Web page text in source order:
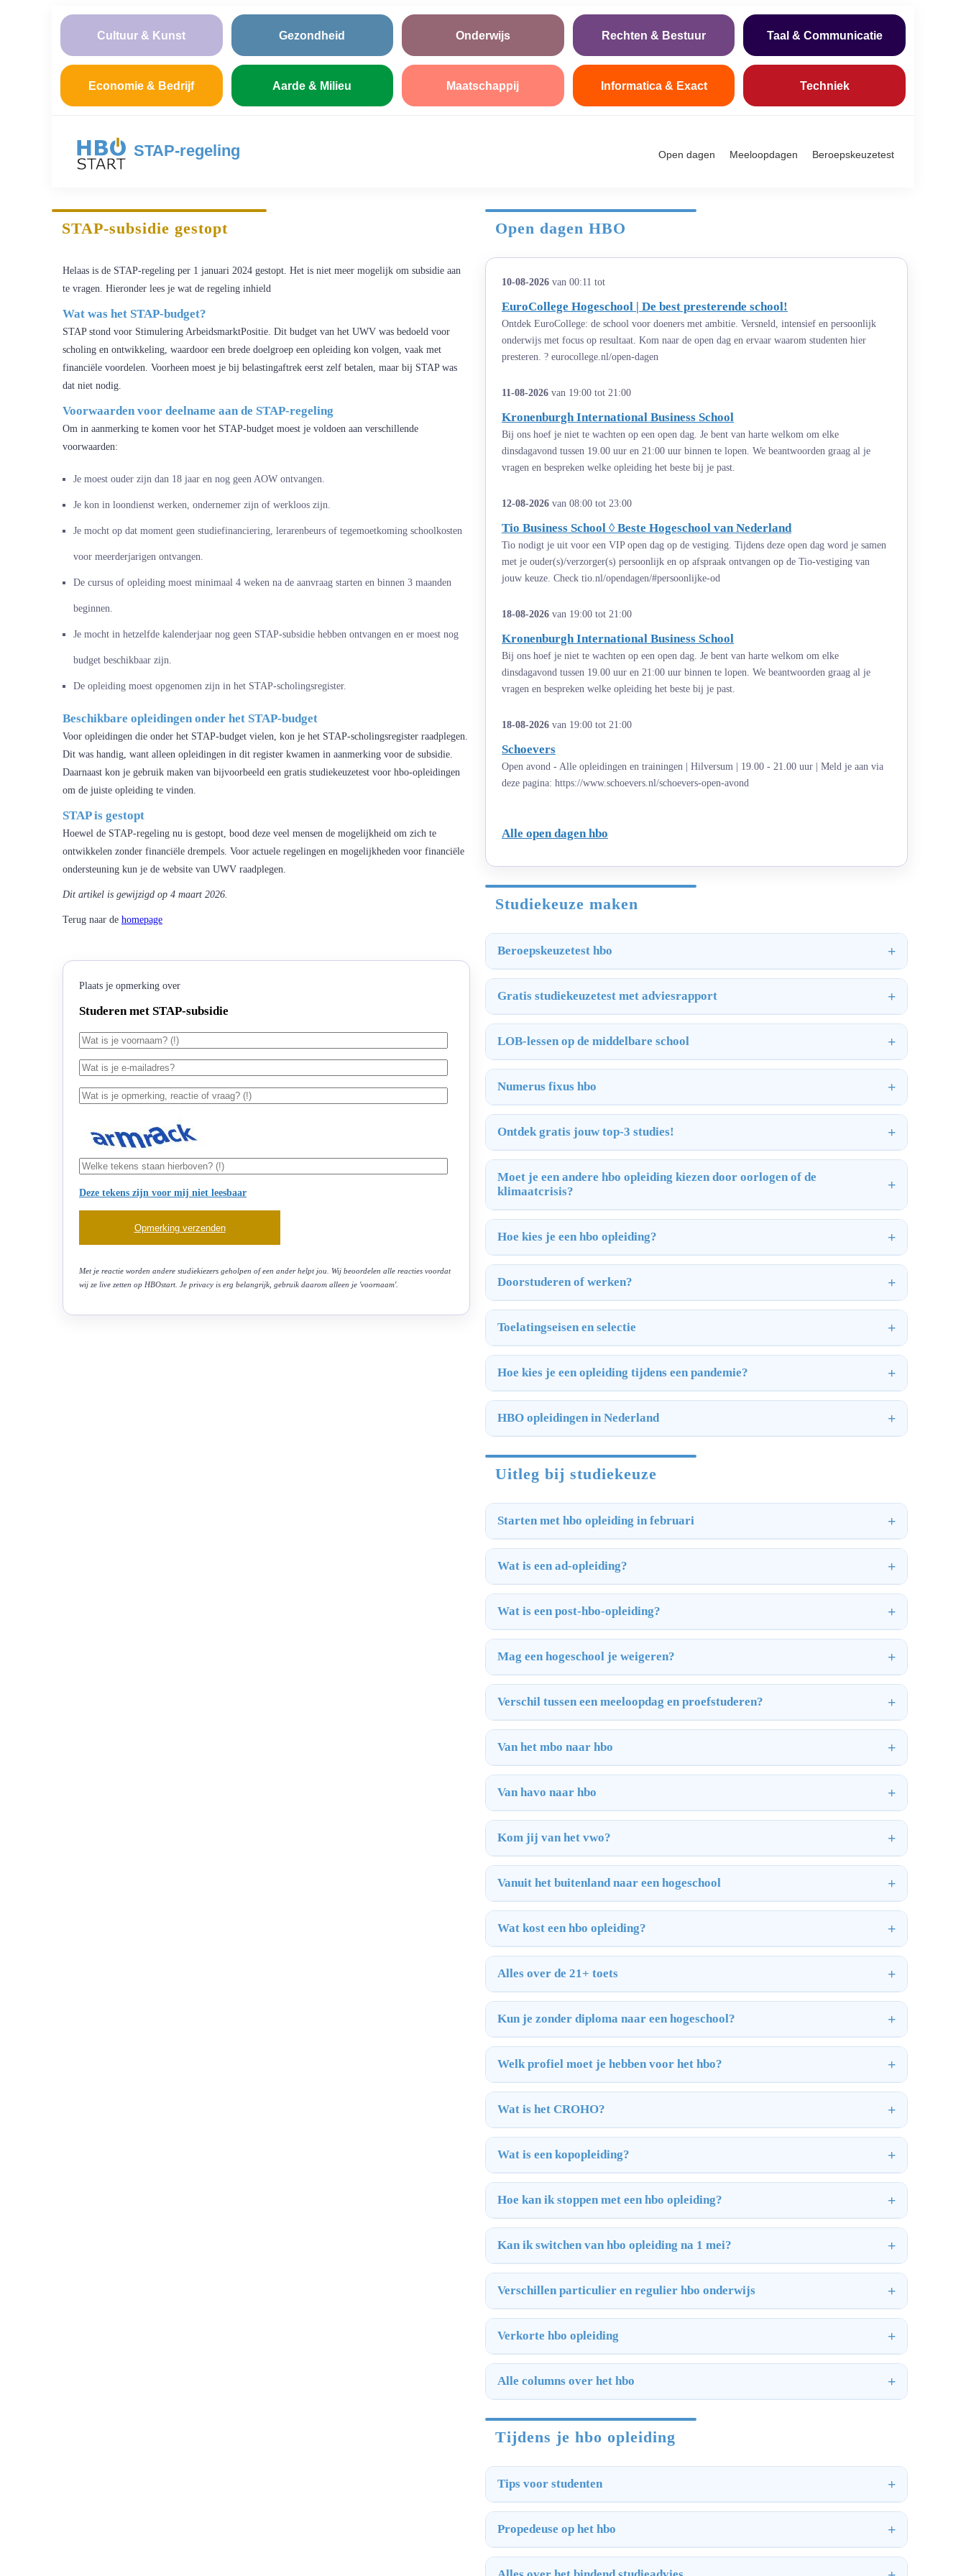
Cultuur & Kunst Gezondheid Onderwijs Rechten & Bestuur Taal & Communicatie
Economie & Bedrijf Aarde & Milieu Maatschappij Informatica & Exact Techniek
STAP-regeling Open dagen Meeloopdagen Beroepskeuzetest
STAP-subsidie gestopt
Helaas is de STAP-regeling per 1 januari 2024 gestopt. Het is niet meer mogelijk om subsidie aan
te vragen. Hieronder lees je wat de regeling inhield
Wat was het STAP-budget?
STAP stond voor Stimulering ArbeidsmarktPositie. Dit budget van het UWV was bedoeld voor
scholing en ontwikkeling, waardoor een brede doelgroep een opleiding kon volgen, vaak met
financiële voordelen. Voorheen moest je bij belastingaftrek eerst zelf betalen, maar bij STAP was
dat niet nodig.
Voorwaarden voor deelname aan de STAP-regeling
Om in aanmerking te komen voor het STAP-budget moest je voldoen aan verschillende
voorwaarden:
Je moest ouder zijn dan 18 jaar en nog geen AOW ontvangen.
Je kon in loondienst werken, ondernemer zijn of werkloos zijn.
Je mocht op dat moment geen studiefinanciering, lerarenbeurs of tegemoetkoming schoolkosten
voor meerderjarigen ontvangen.
De cursus of opleiding moest minimaal 4 weken na de aanvraag starten en binnen 3 maanden
beginnen.
Je mocht in hetzelfde kalenderjaar nog geen STAP-subsidie hebben ontvangen en er moest nog
budget beschikbaar zijn.
De opleiding moest opgenomen zijn in het STAP-scholingsregister.
Beschikbare opleidingen onder het STAP-budget
Voor opleidingen die onder het STAP-budget vielen, kon je het STAP-scholingsregister raadplegen.
Dit was handig, want alleen opleidingen in dit register kwamen in aanmerking voor de subsidie.
Daarnaast kon je gebruik maken van bijvoorbeeld een gratis studiekeuzetest voor hbo-opleidingen
om de juiste opleiding te vinden.
STAP is gestopt
Hoewel de STAP-regeling nu is gestopt, bood deze veel mensen de mogelijkheid om zich te
ontwikkelen zonder financiële drempels. Voor actuele regelingen en mogelijkheden voor financiële
ondersteuning kun je de website van UWV raadplegen.
Dit artikel is gewijzigd op 4 maart 2026.
Terug naar de homepage
Plaats je opmerking over
Studeren met STAP-subsidie
Deze tekens zijn voor mij niet leesbaar
Met je reactie worden andere studiekiezers geholpen of een ander helpt jou. Wij beoordelen alle reacties voordat
wij ze live zetten op HBOstart. Je privacy is erg belangrijk, gebruik daarom alleen je 'voornaam'.
Open dagen HBO
10-08-2026 van 00:11 tot
EuroCollege Hogeschool | De best presterende school!
Ontdek EuroCollege: de school voor doeners met ambitie. Versneld, intensief en persoonlijk
onderwijs met focus op resultaat. Kom naar de open dag en ervaar waarom studenten hier
presteren. ? eurocollege.nl/open-dagen
11-08-2026 van 19:00 tot 21:00
Kronenburgh International Business School
Bij ons hoef je niet te wachten op een open dag. Je bent van harte welkom om elke
dinsdagavond tussen 19.00 uur en 21:00 uur binnen te lopen. We beantwoorden graag al je
vragen en bespreken welke opleiding het beste bij je past.
12-08-2026 van 08:00 tot 23:00
Tio Business School ◊ Beste Hogeschool van Nederland
Tio nodigt je uit voor een VIP open dag op de vestiging. Tijdens deze open dag word je samen
met je ouder(s)/verzorger(s) persoonlijk en op afspraak ontvangen op de Tio-vestiging van
jouw keuze. Check tio.nl/opendagen/#persoonlijke-od
18-08-2026 van 19:00 tot 21:00
Kronenburgh International Business School
Bij ons hoef je niet te wachten op een open dag. Je bent van harte welkom om elke
dinsdagavond tussen 19.00 uur en 21:00 uur binnen te lopen. We beantwoorden graag al je
vragen en bespreken welke opleiding het beste bij je past.
18-08-2026 van 19:00 tot 21:00
Schoevers
Open avond - Alle opleidingen en trainingen | Hilversum | 19.00 - 21.00 uur | Meld je aan via
deze pagina: https://www.schoevers.nl/schoevers-open-avond
Alle open dagen hbo
Studiekeuze maken
Beroepskeuzetest hbo
Gratis studiekeuzetest met adviesrapport
LOB-lessen op de middelbare school
Numerus fixus hbo
Ontdek gratis jouw top-3 studies!
Moet je een andere hbo opleiding kiezen door oorlogen of de
klimaatcrisis?
Hoe kies je een hbo opleiding?
Doorstuderen of werken?
Toelatingseisen en selectie
Hoe kies je een opleiding tijdens een pandemie?
HBO opleidingen in Nederland
Uitleg bij studiekeuze
Starten met hbo opleiding in februari
Wat is een ad-opleiding?
Wat is een post-hbo-opleiding?
Mag een hogeschool je weigeren?
Verschil tussen een meeloopdag en proefstuderen?
Van het mbo naar hbo
Van havo naar hbo
Kom jij van het vwo?
Vanuit het buitenland naar een hogeschool
Wat kost een hbo opleiding?
Alles over de 21+ toets
Kun je zonder diploma naar een hogeschool?
Welk profiel moet je hebben voor het hbo?
Wat is het CROHO?
Wat is een kopopleiding?
Hoe kan ik stoppen met een hbo opleiding?
Kan ik switchen van hbo opleiding na 1 mei?
Verschillen particulier en regulier hbo onderwijs
Verkorte hbo opleiding
Alle columns over het hbo
Tijdens je hbo opleiding
Tips voor studenten
Propedeuse op het hbo